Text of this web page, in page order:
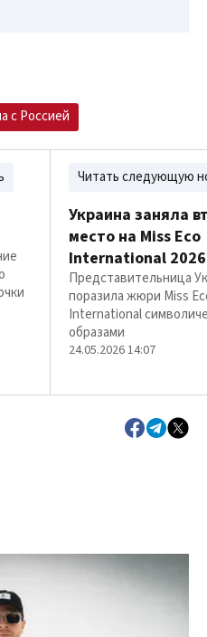
с Россией
Читать следующую
Украина заняла
место на Miss Eco
International 2026
Представительница
поразила жюри Miss
International
образами
24.05.2026 14:07